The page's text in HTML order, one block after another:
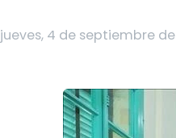
jueves, 4 de septiembre de